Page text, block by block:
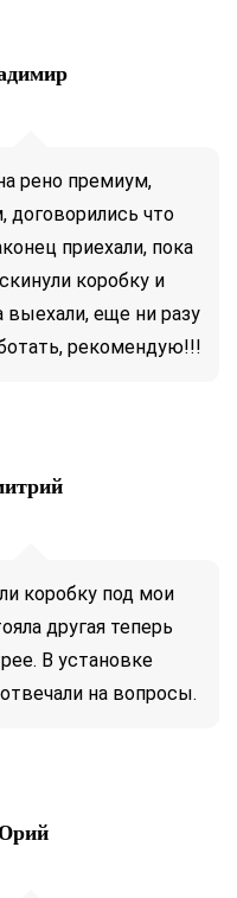
рено премиум,
договорились что
приехали, пока
коробку и
выехали, еще ни разу
рекомендую!!!
коробку под мои
другая теперь
В установке
на вопросы.